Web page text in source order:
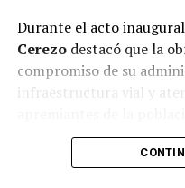
Durante el acto
Cerezodestacó que la
compromiso de su
infraestructura vial y
El presidente municipal